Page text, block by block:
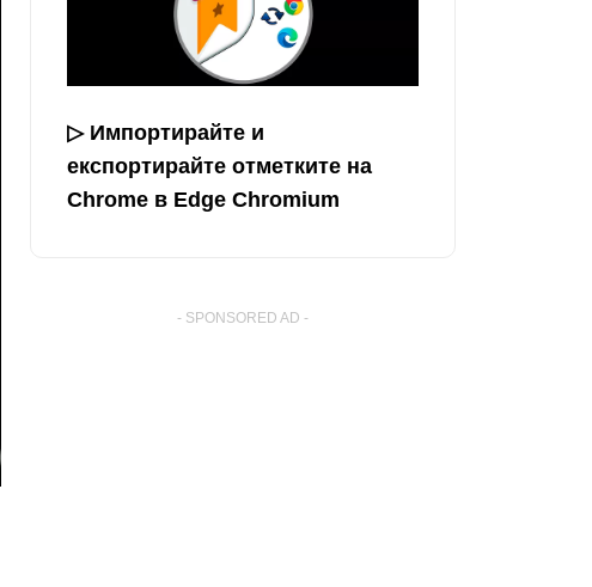
▷ Импортирайте и
експортирайте отметките на
Chrome в Edge Chromium
- SPONSORED AD -